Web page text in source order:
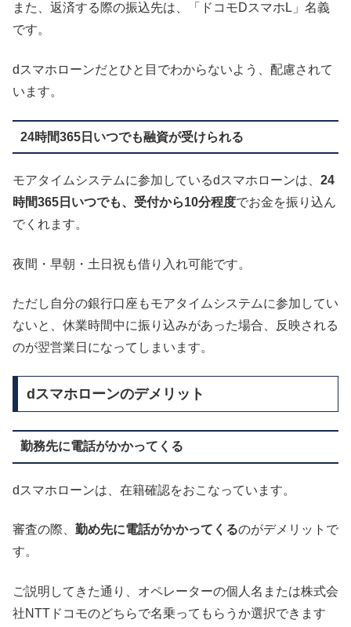
また、返済する際の振込先は、「ドコモDスマホL」名義
です。
dスマホローンだとひと目でわからないよう、配慮されて
います。
24時間365日いつでも融資が受けられる
モアタイムシステムに参加しているdスマホローンは、 24
時間365日いつでも、受付から10分程度でお金を振り込ん
でくれます。
夜間・早朝・土日祝も借り入れ可能です。
ただし自分の銀行口座もモアタイムシステムに参加してい
ないと、休業時間中に振り込みがあった場合、反映される
のが翌営業日になってしまいます。
dスマホローンのデメリット
勤務先に電話がかかってくる
dスマホローンは、在籍確認をおこなっています。
審査の際、 勤め先に電話がかかってくるのがデメリットで
す。
ご説明してきた通り、オペレーターの個人名または株式会
社NTTドコモのどちらで名乗ってもらうか選択できます